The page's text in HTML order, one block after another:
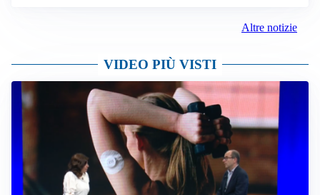
Altre notizie
VIDEO PIÙ VISTI